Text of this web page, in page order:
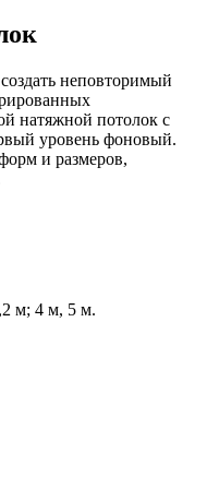
неповторимый
натяжной потолок с
уровень фоновый.
и размеров,
м; 4 м, 5 м.